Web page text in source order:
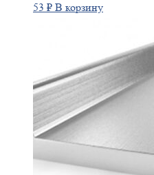
53 ₽ В корзину